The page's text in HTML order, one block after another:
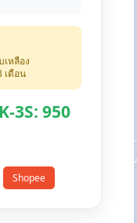
เหลือง
เดือน
3S: 950
Shopee